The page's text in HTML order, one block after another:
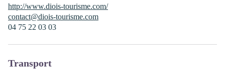
http://www.diois-tourisme.com/
contact@diois-tourisme.com
04 75 22 03 03
Transport